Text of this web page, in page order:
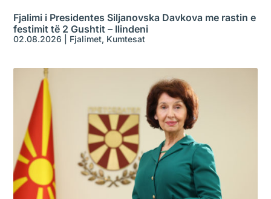
Fjalimi i Presidentes Siljanovska Davkova me rastin e
festimit të 2 Gushtit – Ilindeni
02.08.2026 Fjalimet, Kumtesat